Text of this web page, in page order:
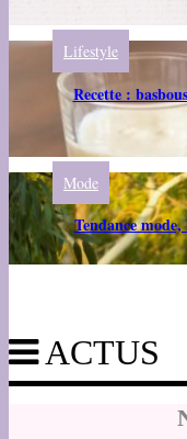
Lifestyle
Recette :
Mode
Tendance
ACTUS